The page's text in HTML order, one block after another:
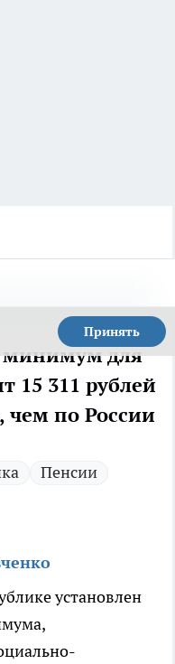
Принять
для
15 311 рублей
по России
Пенсии
установлен